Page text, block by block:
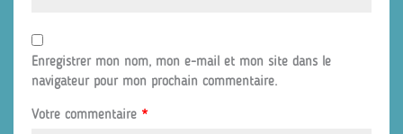
Enregistrer mon nom, mon e-mail et mon site dans le
navigateur pour mon prochain commentaire.
Votre commentaire *